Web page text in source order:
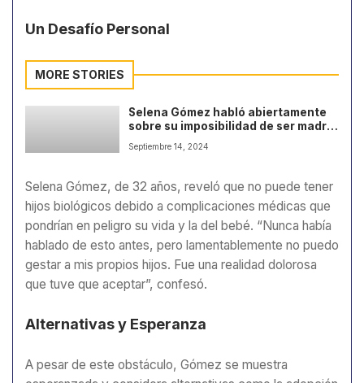
Un Desafío Personal
MORE STORIES
Selena Gómez habló abiertamente
sobre su imposibilidad de ser madre
biológica
Septiembre 14, 2024
Selena Gómez, de 32 años, reveló que no puede tener
hijos biológicos debido a complicaciones médicas que
pondrían en peligro su vida y la del bebé. “Nunca había
hablado de esto antes, pero lamentablemente no puedo
gestar a mis propios hijos. Fue una realidad dolorosa
que tuve que aceptar”, confesó.
Alternativas y Esperanza
A pesar de este obstáculo, Gómez se muestra